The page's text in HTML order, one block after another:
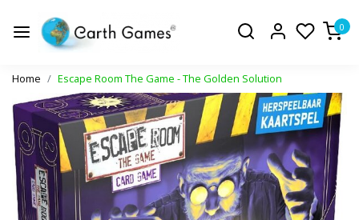
0
Home Escape Room The Game - The Golden Solution